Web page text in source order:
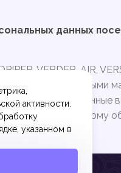
данных
VERDER-AIR,
Представленные
к насосному
активности.
указанном в